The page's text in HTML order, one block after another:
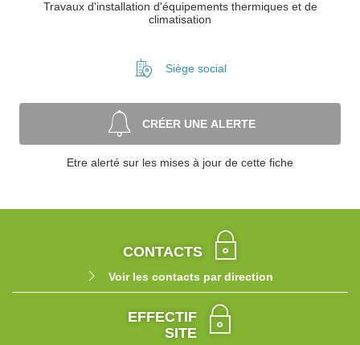
Travaux d'installation d'équipements thermiques et de
climatisation
Siège social
CRÉER UNE ALERTE
Etre alerté sur les mises à jour de cette fiche
CONTACTS
Voir les contacts par direction
EFFECTIF
SITE